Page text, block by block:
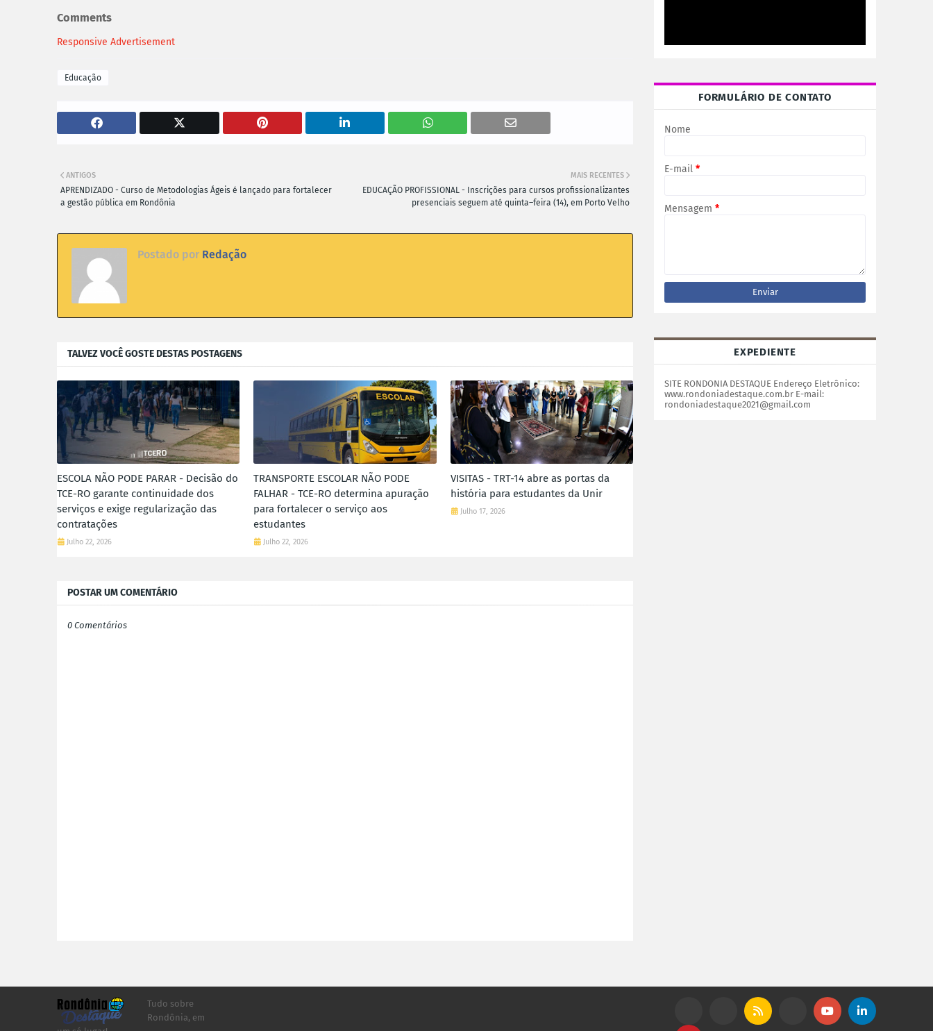
Comments
Responsive Advertisement
Educação
MAIS RECENTES
EDUCAÇÃO PROFISSIONAL - Inscrições para cursos profissionalizantes
presenciais seguem até quinta–feira (14), em Porto Velho
ANTIGOS
APRENDIZADO - Curso de Metodologias Ágeis é lançado para fortalecer
a gestão pública em Rondônia
Postado por Redação
TALVEZ VOCÊ GOSTE DESTAS POSTAGENS
ESCOLA NÃO PODE PARAR - Decisão do
TCE-RO garante continuidade dos
serviços e exige regularização das
contratações
Julho 22, 2026
TRANSPORTE ESCOLAR NÃO PODE
FALHAR - TCE-RO determina apuração
para fortalecer o serviço aos
estudantes
Julho 22, 2026
VISITAS - TRT-14 abre as portas da
história para estudantes da Unir
Julho 17, 2026
POSTAR UM COMENTÁRIO
0 Comentários
FORMULÁRIO DE CONTATO
Nome
E-mail *
Mensagem *
EXPEDIENTE
SITE RONDONIA DESTAQUE Endereço Eletrônico:
www.rondoniadestaque.com.br E-mail:
rondoniadestaque2021@gmail.com
Tudo sobre
Rondônia, em